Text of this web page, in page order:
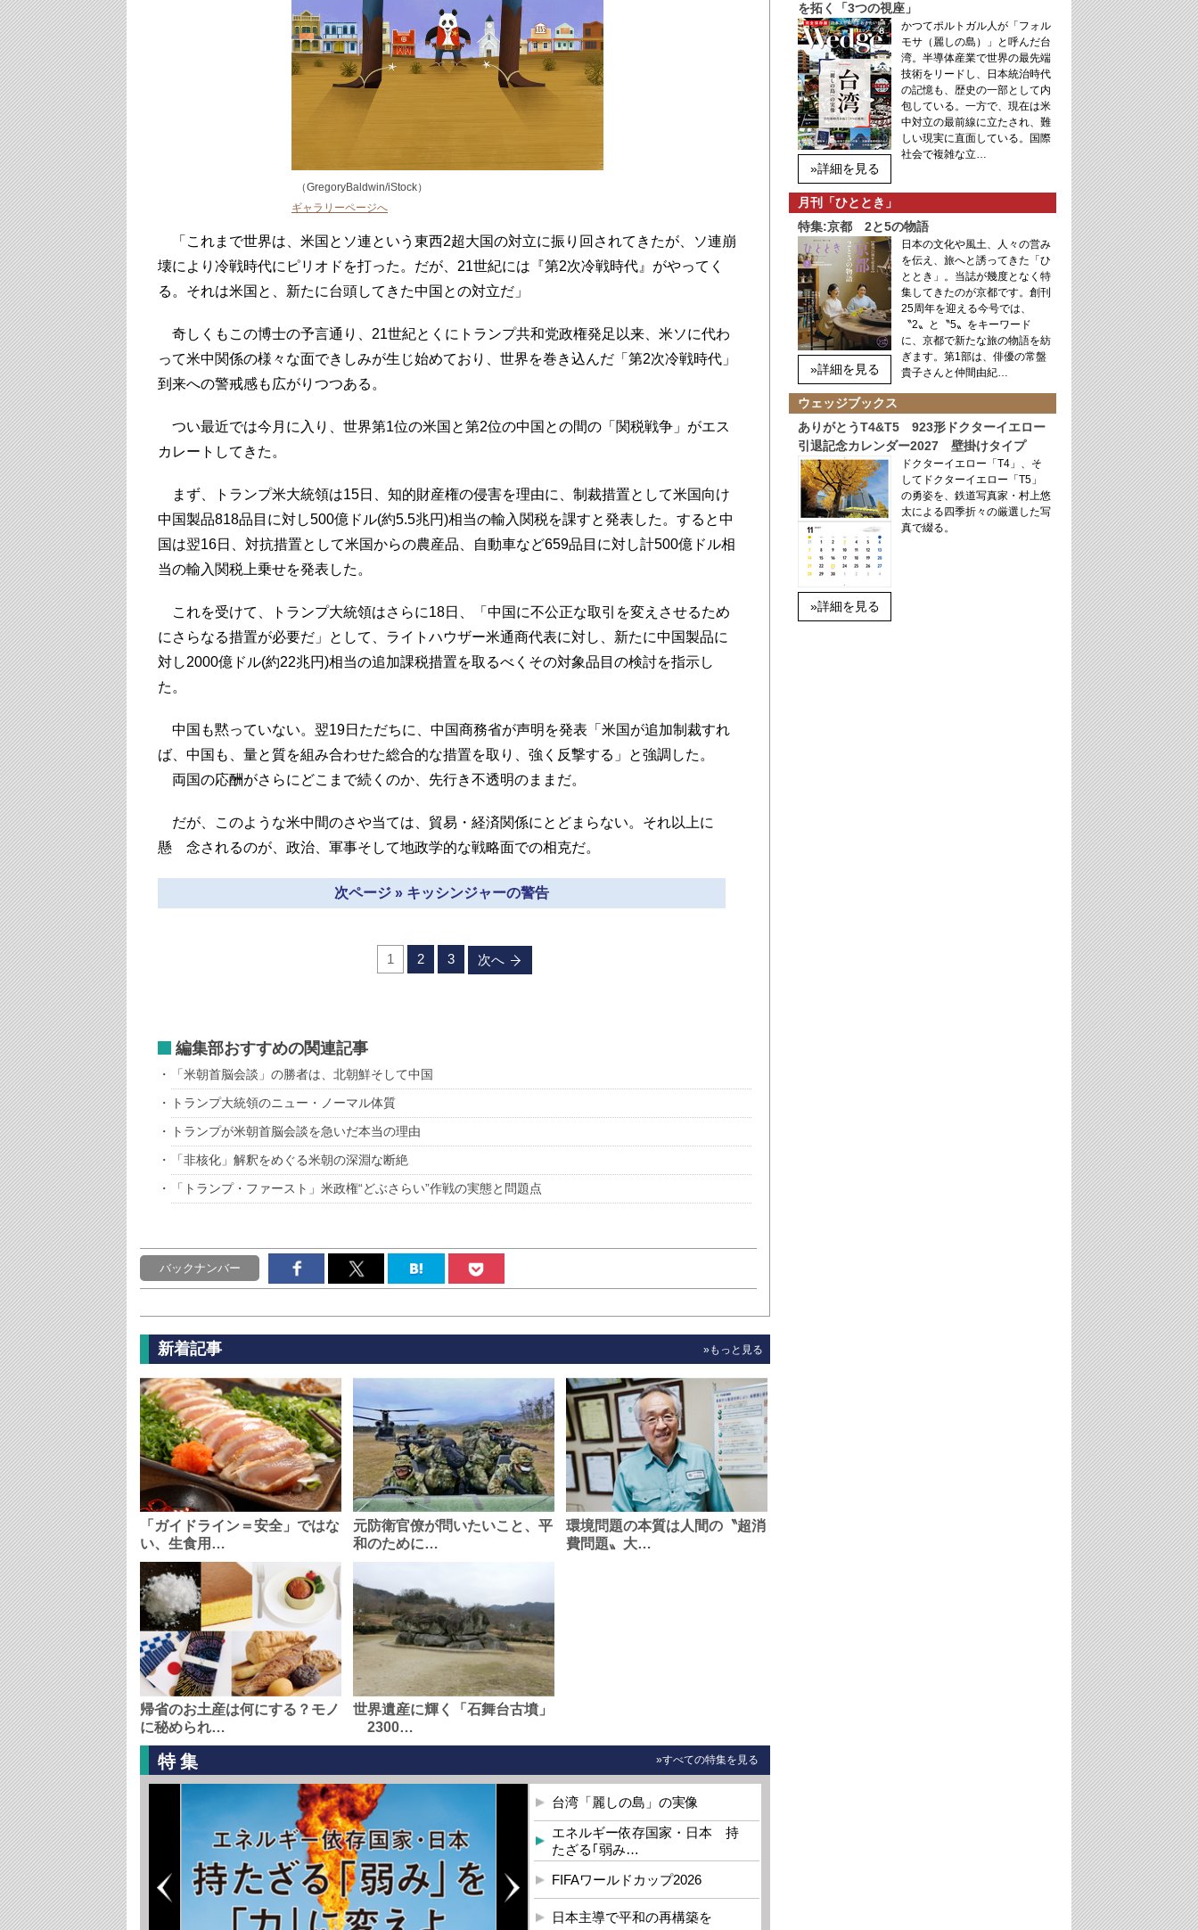
（GregoryBaldwin/iStock）
ギャラリーページへ
「これまで世界は、米国とソ連という東西2超大国の対立に振り回されてきたが、ソ連崩
壊により冷戦時代にピリオドを打った。だが、21世紀には『第2次冷戦時代』がやってく
る。それは米国と、新たに台頭してきた中国との対立だ」
奇しくもこの博士の予言通り、21世紀とくにトランプ共和党政権発足以来、米ソに代わ
って米中関係の様々な面できしみが生じ始めており、世界を巻き込んだ「第2次冷戦時代」
到来への警戒感も広がりつつある。
つい最近では今月に入り、世界第1位の米国と第2位の中国との間の「関税戦争」がエス
カレートしてきた。
まず、トランプ米大統領は15日、知的財産権の侵害を理由に、制裁措置として米国向け
中国製品818品目に対し500億ドル(約5.5兆円)相当の輸入関税を課すと発表した。すると中
国は翌16日、対抗措置として米国からの農産品、自動車など659品目に対し計500億ドル相
当の輸入関税上乗せを発表した。
これを受けて、トランプ大統領はさらに18日、「中国に不公正な取引を変えさせるため
にさらなる措置が必要だ」として、ライトハウザー米通商代表に対し、新たに中国製品に
対し2000億ドル(約22兆円)相当の追加課税措置を取るべくその対象品目の検討を指示し
た。
中国も黙っていない。翌19日ただちに、中国商務省が声明を発表「米国が追加制裁すれ
ば、中国も、量と質を組み合わせた総合的な措置を取り、強く反撃する」と強調した。
両国の応酬がさらにどこまで続くのか、先行き不透明のままだ。
だが、このような米中間のさや当ては、貿易・経済関係にとどまらない。それ以上に
懸 念されるのが、政治、軍事そして地政学的な戦略面での相克だ。
次ページ » キッシンジャーの警告
1 2 3 次へ
編集部おすすめの関連記事
「米朝首脳会談」の勝者は、北朝鮮そして中国
トランプ大統領のニュー・ノーマル体質
トランプが米朝首脳会談を急いだ本当の理由
「非核化」解釈をめぐる米朝の深淵な断絶
「トランプ・ファースト」米政権“どぶさらい”作戦の実態と問題点
バックナンバー
新着記事 »もっと見る
「ガイドライン＝安全」ではな
い、生食用…
元防衛官僚が問いたいこと、平
和のために…
環境問題の本質は人間の〝超消
費問題〟大…
帰省のお土産は何にする？モノ
に秘められ…
世界遺産に輝く「石舞台古墳」
2300…
特集 »すべての特集を見る
台湾「麗しの島」の実像
エネルギー依存国家・日本 持
たざる｢弱み…
FIFAワールドカップ2026
日本主導で平和の再構築を
を拓く「3つの視座」
»詳細を見る
かつてポルトガル人が「フォル
モサ（麗しの島）」と呼んだ台
湾。半導体産業で世界の最先端
技術をリードし、日本統治時代
の記憶も、歴史の一部として内
包している。一方で、現在は米
中対立の最前線に立たされ、難
しい現実に直面している。国際
社会で複雑な立…
月刊「ひととき」
特集:京都 2と5の物語
»詳細を見る
日本の文化や風土、人々の営み
を伝え、旅へと誘ってきた「ひ
ととき」。当誌が幾度となく特
集してきたのが京都です。創刊
25周年を迎える今号では、
〝2〟と〝5〟をキーワード
に、京都で新たな旅の物語を紡
ぎます。第1部は、俳優の常盤
貴子さんと仲間由紀…
ウェッジブックス
ありがとうT4&T5 923形ドクターイエロー
引退記念カレンダー2027 壁掛けタイプ
»詳細を見る
ドクターイエロー「T4」、そ
してドクターイエロー「T5」
の勇姿を、鉄道写真家・村上悠
太による四季折々の厳選した写
真で綴る。